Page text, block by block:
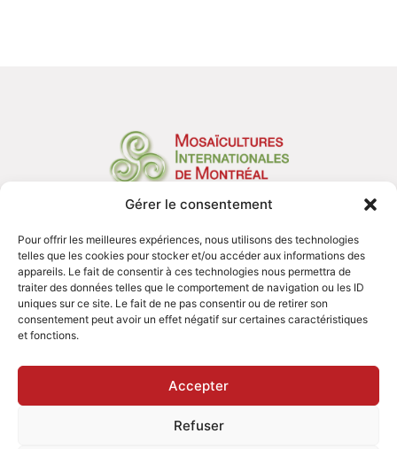
Gérer le consentement
Pour offrir les meilleures expériences, nous utilisons des technologies
telles que les cookies pour stocker et/ou accéder aux informations des
appareils. Le fait de consentir à ces technologies nous permettra de
traiter des données telles que le comportement de navigation ou les ID
uniques sur ce site. Le fait de ne pas consentir ou de retirer son
consentement peut avoir un effet négatif sur certaines caractéristiques
et fonctions.
Accepter
Refuser
Organisation
Services
Prix et distinctions
Nous joindre
Mosaïcultures Internationales de Montréal - Tous droits réservés 2026